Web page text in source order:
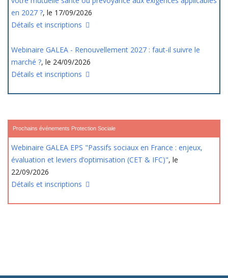
en 2027 ?, le 17/09/2026
Détails et inscriptions
Webinaire GALEA - Renouvellement 2027 : faut-il suivre le
marché ?, le 24/09/2026
Détails et inscriptions
Prochains événements Protection Sociale
Webinaire GALEA EPS "Passifs sociaux en France : enjeux,
évaluation et leviers d’optimisation (CET & IFC)", le
22/09/2026
Détails et inscriptions